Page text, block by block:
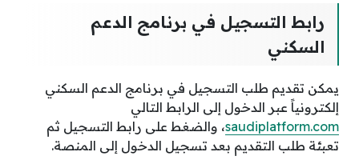
رابط التسجيل في برنامج الدعم
السكني
يمكن تقديم طلب التسجيل في برنامج الدعم السكني
إلكترونياً عبر الدخول إلى الرابط التالي
saudiplatform.com، والضغط على رابط التسجيل ثم
تعبئة طلب التقديم بعد تسجيل الدخول إلى المنصة.